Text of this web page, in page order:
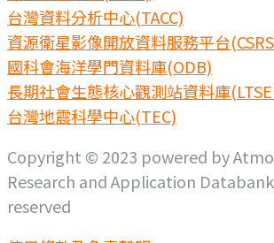
台灣資料分析中心(TACC)
資源衛星影像開放資料服務平台
國科會海洋學門資料庫(ODB)
長期社會生態核心觀測站資料庫
台灣地震科學中心(TEC)
Copyright © 2023 powered by
Research and Application
reserved